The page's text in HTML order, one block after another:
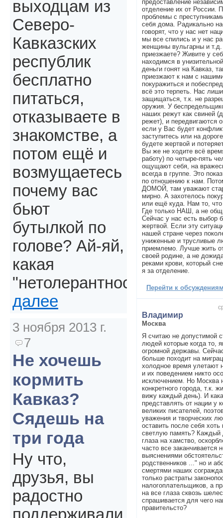
предоставление
отделение их от России.
проблемы с
себя дома. Радикально
говорят, что у нас нет
мы все спились и у нас
женщины вульгарны и
приезжаете? Живите у
находимся в
деньги гонят на Кавказ,
приезжают к нам с
покуражиться и
всё это терпеть. Нас
защищаться, т.к. не
оружия. У
наших режут как свиней
режет), и передвигаются
если у Вас будет
заступитесь или на
будете жертвой и
Вы же не ходите всё
работу) по четыре-пять
ощущают себя, на
всегда в группе. Это
по отношению к нам.
ДОМОЙ, там уважают
мирно. А захотелось
или ещё куда. Нам то, что
Где только НАШ, а не
Сейчас у нас есть выбор
жертвой. Если эту
нашей стране через
униженные и трусливые
приемлемо. Лучше жить
своей родине, а не
реками крови, который
я за отделение.
Перейти к
Владимир
Москва
Я считаю не допустимой
людей которые когда то,
огромной державы.
больше походит на
холодное время улетают
и их поведением никто
исключением. Но Москва
конкретного города, т.к.
вижу каждый день). И
представлять от нации у
великих писателей,
уважения и творческих
оставить после себя
светлую память? Каждый
глаза на хамство,
часто все заканчивается
выяснениями
родственников ..." но и
смертями наших
только растраты
налогоплательщиков, а
на все глаза сквозь
спрашивается для чего
правительсто?
выходцам из
Северо-
Кавказских
республик
бесплатно
питаться,
отказываете в
знакомстве, а
потом ещё и
возмущаетесь
почему вас
бьют
бутылкой по
голове? Ай-яй,
какая
"нетолерантность".
далее
3 ноября 2013 г.
7
Не хочешь
кормить
Кавказ?
Сядешь на
три года
Ну что,
друзья, вы
радостно